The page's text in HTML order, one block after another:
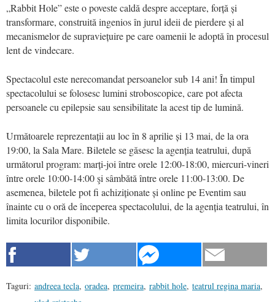
„Rabbit Hole” este o poveste caldă despre acceptare, forță și
transformare, construită ingenios în jurul ideii de pierdere și al
mecanismelor de supraviețuire pe care oamenii le adoptă în procesul
lent de vindecare.
Spectacolul este nerecomandat persoanelor sub 14 ani! În timpul
spectacolului se folosesc lumini stroboscopice, care pot afecta
persoanele cu epilepsie sau sensibilitate la acest tip de lumină.
Următoarele reprezentații au loc în 8 aprilie și 13 mai, de la ora
19:00, la Sala Mare. Biletele se găsesc la agenția teatrului, după
următorul program: marți-joi între orele 12:00-18:00, miercuri-vineri
între orele 10:00-14:00 şi sâmbătă între orele 11:00-13:00. De
asemenea, biletele pot fi achiziționate și online pe Eventim sau
înainte cu o oră de începerea spectacolului, de la agenția teatrului, în
limita locurilor disponibile.
Taguri: andreea tecla, oradea, premeira, rabbit hole, teatrul regina maria,